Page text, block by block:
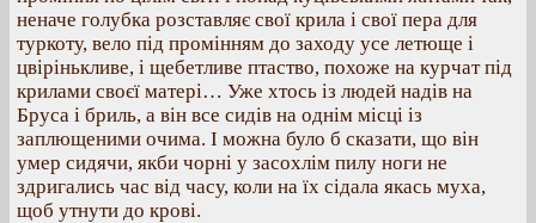
неначе голубка розставляє свої крила і свої пера для
туркоту, вело під промінням до заходу усе летюще і
цвірінькливе, і щебетливе птаство, похоже на курчат під
крилами своєї матері… Уже хтось із людей надів на
Бруса і бриль, а він все сидів на однім місці із
заплющеними очима. І можна було б сказати, що він
умер сидячи, якби чорні у засохлім пилу ноги не
здригались час від часу, коли на їх сідала якась муха,
щоб утнути до крові.